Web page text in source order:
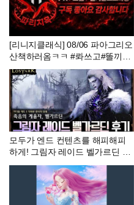
[리니지클래식] 08/06 파아그리오
산책하러옴ㅋㅋ #롸쓰고#똘끼#
이문주#내가수영#켄라우헬#리니
지클래식 #데포로쥬#파아그리오
#아스테어
모두가 엔드 컨텐츠를 해피해피
하게! 그림자 레이드 벨가르딘 후
기 - 포셔의 로스트아크 설명회